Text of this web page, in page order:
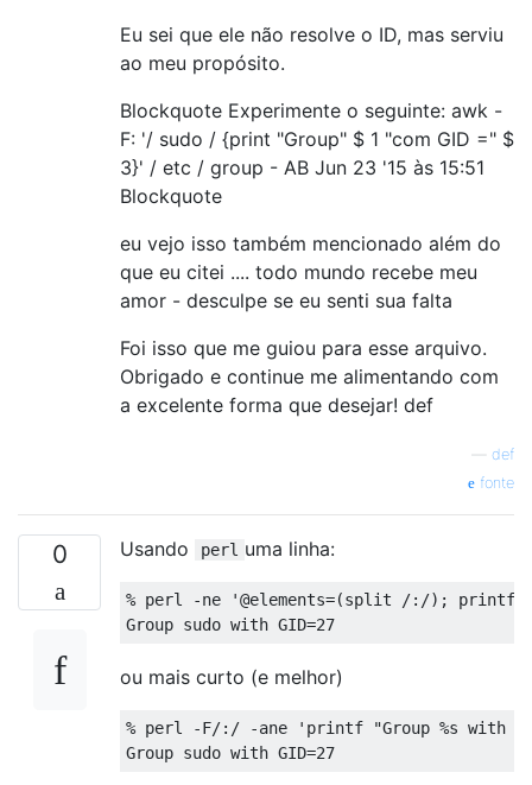
Eu sei que ele não resolve o ID, mas serviu
ao meu propósito.
Blockquote Experimente o seguinte: awk -
F: '/ sudo / {print "Group" $ 1 "com GID =" $
3}' / etc / group - AB Jun 23 '15 às 15:51
Blockquote
eu vejo isso também mencionado além do
que eu citei .... todo mundo recebe meu
amor - desculpe se eu senti sua falta
Foi isso que me guiou para esse arquivo.
Obrigado e continue me alimentando com
a excelente forma que desejar! def
def
fonte
0 Usando perl uma linha:
% perl -ne '@elements=(split /:/); printf
ou mais curto (e melhor)
% perl -F/:/ -ane 'printf "Group %s with